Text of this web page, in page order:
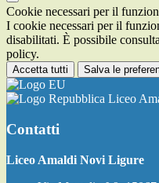
Cookie necessari per il
I cookie necessari per il
disabilitati. È possibile
policy.
Accetta tutti Salva le
Liceo
Contatti
Liceo Amaldi Novi Ligure